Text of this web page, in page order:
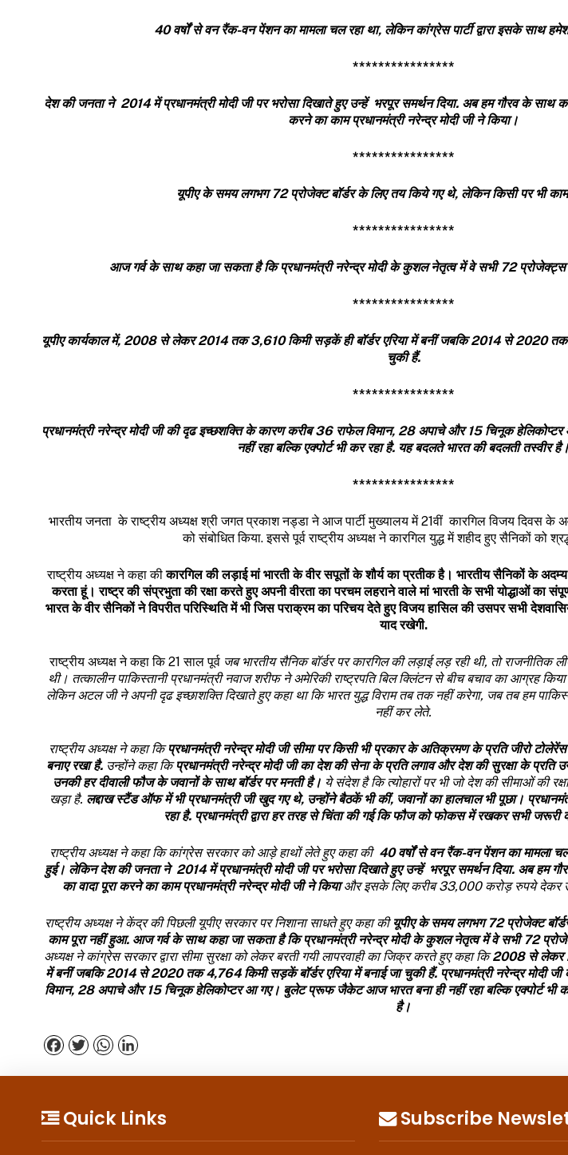
40वर्षों से वन रैंक-वन पेंशन का मामला चल रहा था, लेकिन कांग्रेस पार्टी द्वारा इसके साथ
****************
देश की जनता ने 2014 में प्रधानमंत्री मोदी जी पर भरोसा दिखाते हुए उन्हें भरपूर समर्थन दिया. अब हम गौरव के
करने का काम प्रधानमंत्री नरेन्द्र मोदी जी ने किया।
****************
यूपीए के समय लगभग 72 प्रोजेक्ट बॉर्डर के लिए तय किये गए थे, लेकिन किसी पर भी
****************
आज गर्व के साथ कहा जा सकता है कि प्रधानमंत्री नरेन्द्र मोदी के कुशल नेतृत्व में वे सभी 72
****************
यूपीए कार्यकाल में, 2008 से लेकर2014 तक3,610किमी सड़कें ही बॉर्डर एरिया में बनीं जबकि2014 से2020
चुकी हैं.
****************
प्रधानमंत्री नरेन्द्र मोदी जी की दृढ इच्छशक्ति के कारण करीब36 राफेल विमान, 28 अपाचे और 15 चिनूक
नहीं रहा बल्कि एक्पोर्ट भी कर रहा है. यह बदलते भारत की बदलती तस्वीर है।
****************
भारतीय जनता के राष्ट्रीय अध्यक्ष श्री जगत प्रकाश नड्डा ने आज पार्टी मुख्यालय में 21वीं कारगिल विजय दिवस के
को संबोधित किया. इससे पूर्व राष्ट्रीय अध्यक्ष ने कारगिल युद्ध में शहीद हुए सैनिकों को
राष्ट्रीय अध्यक्ष ने कहा कीकारगिल की लड़ाई मां भारती के वीर सपूतों के शौर्य का प्रतीक है। भारतीय सैनिकों के
करता हूं। राष्ट्र की संप्रभुता की रक्षा करते हुए अपनी वीरता का परचम लहराने वाले मां भारती के सभी योद्धाओं का
भारत के वीर सैनिकों ने विपरीत परिस्थिति में भी जिस पराक्रम का परिचय देते हुए विजय हासिल की उसपर सभी
याद रखेगी.
राष्ट्रीय अध्यक्ष ने कहा कि 21 साल पूर्व जब भारतीय सैनिक बॉर्डर पर कारगिल की लड़ाई लड़ रही थी, तो राजनीतिक
थी। तत्कालीन पाकिस्तानी प्रधानमंत्री नवाज शरीफ ने अमेरिकी राष्ट्रपति बिल क्लिंटन से बीच बचाव का आग्रह
लेकिन अटल जी ने अपनी दृढ इच्छाशक्ति दिखाते हुए कहा था कि भारत युद्ध विराम तब तक नहीं करेगा, जब तब हम
नहीं कर लेते.
राष्ट्रीय अध्यक्ष ने कहा किप्रधानमंत्री नरेन्द्र मोदी जी सीमा पर किसी भी प्रकार के अतिक्रमण के प्रति जीरो
बनाए रखा है. उन्होंने कहा किप्रधानमंत्री नरेन्द्र मोदी जी का देश की सेना के प्रति लगाव और देश की सुरक्षा के प्रति
उनकी हर दीवाली फौज के जवानों के साथ बॉर्डर पर मनती है। ये संदेश है कि त्योहारों पर भी जो देश की सीमाओं की
खड़ा है. लद्दाख स्टैंड ऑफ में भी प्रधानमंत्री जी खुद गए थे, उन्होंने बैठकें भी कीं, जवानों का हालचाल भी पूछा।
रहा है. प्रधानमंत्री द्वाराहर तरह से चिंता की गई कि फौज को फोकस में रखकर सभी जरूरी
राष्ट्रीय अध्यक्ष ने कहा कि कांग्रेस सरकार को आड़े हाथों लेते हुए कहा की 40वर्षों से वन रैंक-वन पेंशन का मामला
हुई। लेकिन देश की जनता ने 2014 में प्रधानमंत्री मोदी जी पर भरोसा दिखाते हुए उन्हें भरपूर समर्थन दिया. अब
का वादा पूरा करने का काम प्रधानमंत्री नरेन्द्र मोदी जी ने कियाऔर इसके लिए करीब33,000 करोड़ रुपये देकर
राष्ट्रीय अध्यक्ष ने केंद्र की पिछली यूपीए सरकार पर निशाना साधते हुए कहा कीयूपीए के समय लगभग 72 प्रोजेक्ट
काम पूरा नहीं हुआ. आज गर्व के साथ कहा जा सकता है कि प्रधानमंत्री नरेन्द्र मोदी के कुशल नेतृत्व में वे सभी 72
अध्यक्ष ने कांग्रेस सरकार द्वारा सीमा सुरक्षा को लेकर बरती गयी लापरवाही का जिक्र करते हुए कहा कि2008 से लेकर
में बनीं जबकि2014 से2020तक4,764 किमी सड़कें बॉर्डर एरिया में बनाई जा चुकी हैं. प्रधानमंत्री नरेन्द्र मोदी
विमान, 28 अपाचे और 15 चिनूक हेलिकोप्टर आ गए। बुलेट प्रूफ जैकेट आज भारत बना ही नहीं रहा बल्कि एक्पोर्ट भी
है।
Facebook
TwitterWhatsApp
Quick Links Subscribe